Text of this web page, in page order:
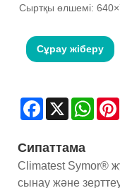
Сыртқы өлшемі:
Сұрау жіберу
Facebook
X
Сипаттама
Climatest Symor®
сынау және